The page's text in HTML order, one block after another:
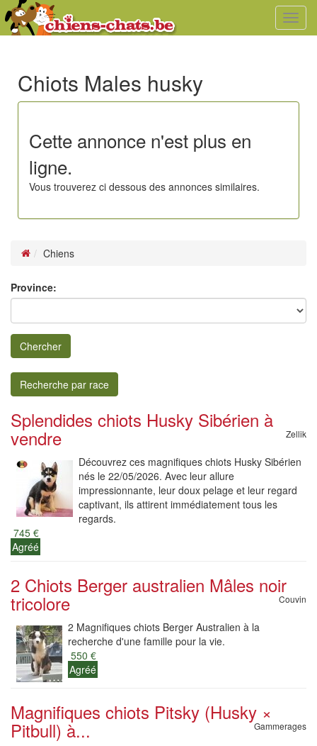
Chiots Males husky
Cette annonce n'est plus en
ligne.
Vous trouverez ci dessous des annonces similaires.
Chiens
Province:
Chercher
Recherche par race
Splendides chiots Husky Sibérien à
vendre Zellik
Découvrez ces magnifiques chiots Husky Sibérien
nés le 22/05/2026. Avec leur allure
impressionnante, leur doux pelage et leur regard
captivant, ils attirent immédiatement tous les
regards.
745 €
Agréé
2 Chiots Berger australien Mâles noir
tricolore Couvin
2 Magnifiques chiots Berger Australien à la
recherche d'une famille pour la vie.
550 €
Agréé
Magnifiques chiots Pitsky (Husky ×
Pitbull) à... Gammerages